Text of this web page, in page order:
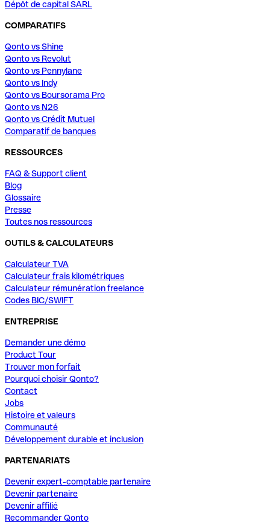
Dépôt de capital SARL
COMPARATIFS
Qonto vs Shine
Qonto vs Revolut
Qonto vs Pennylane
Qonto vs Indy
Qonto vs Boursorama Pro
Qonto vs N26
Qonto vs Crédit Mutuel
Comparatif de banques
RESSOURCES
FAQ & Support client
Blog
Glossaire
Presse
Toutes nos ressources
OUTILS & CALCULATEURS
Calculateur TVA
Calculateur frais kilométriques
Calculateur rémunération freelance
Codes BIC/SWIFT
ENTREPRISE
Demander une démo
Product Tour
Trouver mon forfait
Pourquoi choisir Qonto?
Contact
Jobs
Histoire et valeurs
Communauté
Développement durable et inclusion
PARTENARIATS
Devenir expert-comptable partenaire
Devenir partenaire
Devenir affilié
Recommander Qonto